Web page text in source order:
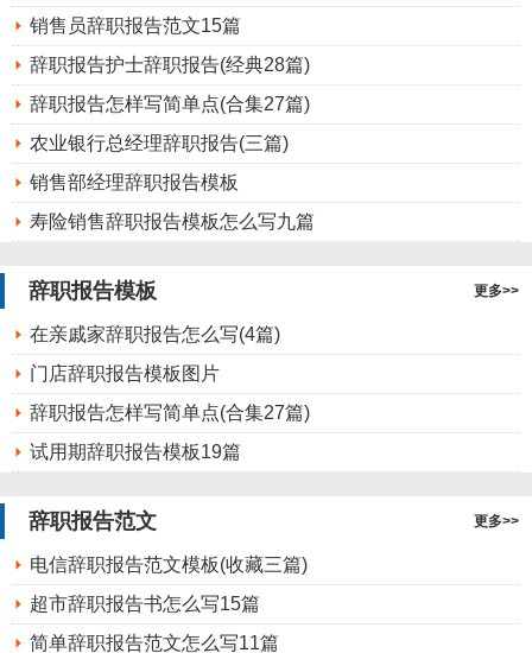
销售员辞职报告范文15篇
辞职报告护士辞职报告(经典28篇)
辞职报告怎样写简单点(合集27篇)
农业银行总经理辞职报告(三篇)
销售部经理辞职报告模板
寿险销售辞职报告模板怎么写九篇
辞职报告模板 更多>>
在亲戚家辞职报告怎么写(4篇)
门店辞职报告模板图片
辞职报告怎样写简单点(合集27篇)
试用期辞职报告模板19篇
辞职报告范文 更多>>
电信辞职报告范文模板(收藏三篇)
超市辞职报告书怎么写15篇
简单辞职报告范文怎么写11篇